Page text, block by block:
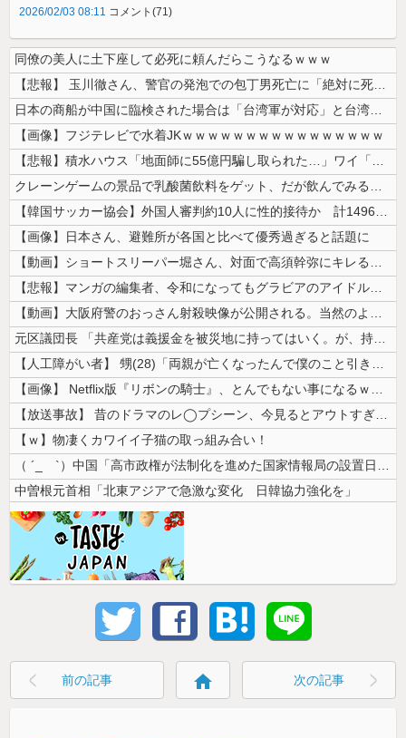
2026/02/03 08:11 コメント(71)
同僚の美人に土下座して必死に頼んだらこうなるｗｗｗ
【悲報】 玉川徹さん、警官の発泡での包丁男死亡に「絶対に死刑にならない...
日本の商船が中国に臨検された場合は「台湾軍が対応」と台湾軍トップ！
【画像】フジテレビで水着JKｗｗｗｗｗｗｗｗｗｗｗｗｗｗｗｗ
【悲報】積水ハウス「地面師に55億円騙し取られた…」ワイ「会社終わった...
クレーンゲームの景品で乳酸菌飲料をゲット、だが飲んでみると妙に酸っぱく...
【韓国サッカー協会】外国人審判約10人に性的接待か 計1496回、約2...
【画像】日本さん、避難所が各国と比べて優秀過ぎると話題に
【動画】ショートスリーパー堀さん、対面で高須幹弥にキレるｗｗｗｗｗｗｗ...
【悲報】マンガの編集者、令和になってもグラビアのアイドルを美味しくいた...
【動画】大阪府警のおっさん射殺映像が公開される。当然のように無抵抗だっ...
元区議団長 「共産党は義援金を被災地に持ってはいく。が、持って行った先...
【人工障がい者】 甥(28)「両親が亡くなったんで僕のこと引き取ってほ...
【画像】 Netflix版『リボンの騎士』、とんでもない事になるｗｗｗ...
【放送事故】 昔のドラマのレ◯プシーン、今見るとアウトすぎる・・・
【ｗ】物凄くカワイイ子猫の取っ組み合い！
（ ´_ゝ`）中国「高市政権が法制化を進めた国家情報局の設置日が7月3...
中曽根元首相「北東アジアで急激な変化 日韓協力強化を」
前の記事 home 次の記事